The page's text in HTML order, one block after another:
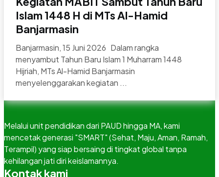
Islam 1448 H di MTs Al-Hamid
Banjarmasin
Banjarmasin, 15 Juni 2026 Dalam rangka
menyambut Tahun Baru Islam 1 Muharram 1448
Hijriah, MTs Al-Hamid Banjarmasin
menyelenggarakan kegiatan ...
Melalui unit pendidikan dari PAUD hingga MA, kami
mencetak generasi "SMART" (Sehat, Maju, Aman, Ramah,
Terampil) yang siap bersaing di tingkat global tanpa
kehilangan jati diri keislamannya.
Kontak kami